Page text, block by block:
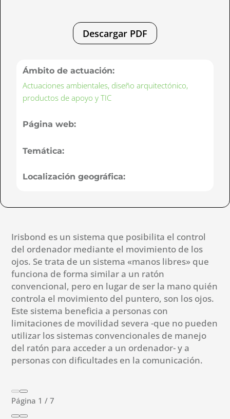
Descargar PDF
Ámbito de actuación:
Actuaciones ambientales, diseño arquitectónico,
productos de apoyo y TIC
Página web:
Temática:
Localización geográfica:
Irisbond es un sistema que posibilita el control
del ordenador mediante el movimiento de los
ojos. Se trata de un sistema «manos libres» que
funciona de forma similar a un ratón
convencional, pero en lugar de ser la mano quién
controla el movimiento del puntero, son los ojos.
Este sistema beneficia a personas con
limitaciones de movilidad severa -que no pueden
utilizar los sistemas convencionales de manejo
del ratón para acceder a un ordenador- y a
personas con dificultades en la comunicación.
Página 1 /7